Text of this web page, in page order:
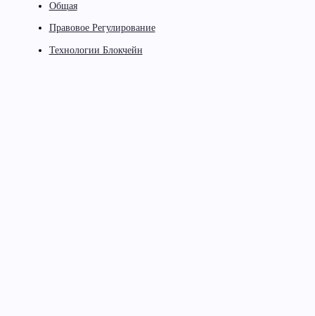
Общая
Правовое Регулирование
Технологии Блокчейн